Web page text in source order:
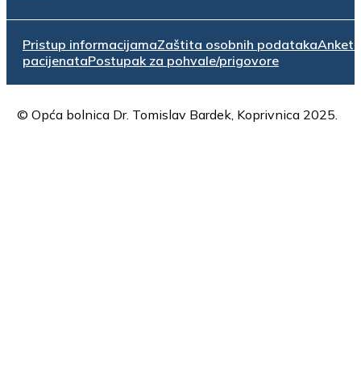
Pristup informacijamaZaštita osobnih podatakaAnketa
pacijenataPostupak za pohvale/prigovore
© Opća bolnica Dr. Tomislav Bardek, Koprivnica 2025.